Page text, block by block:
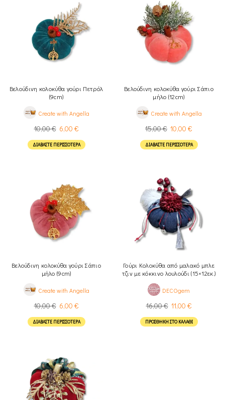
Βελούδινη κολοκύθα γούρι Πετρόλ
(9cm)
Create with Angella
10,00€ 6,00 €
ΔΙΑΒΆΣΤΕ ΠΕΡΙΣΣΌΤΕΡΑ
Βελούδινη κολοκύθα γούρι Σάπιο
μήλο (12cm)
Create with Angella
15,00€ 10,00 €
ΔΙΑΒΆΣΤΕ ΠΕΡΙΣΣΌΤΕΡΑ
Βελούδινη κολοκύθα γούρι Σάπιο
μήλο (9cm)
Create with Angella
10,00€ 6,00 €
ΔΙΑΒΆΣΤΕ ΠΕΡΙΣΣΌΤΕΡΑ
Γούρι Κολοκύθα από μαλακό μπλε
τζιν με κόκκινο λουλούδι (15×12εκ.)
DECOgem
16,00€ 11,00 €
ΠΡΟΣΘΉΚΗ ΣΤΟ ΚΑΛΆΘΙ